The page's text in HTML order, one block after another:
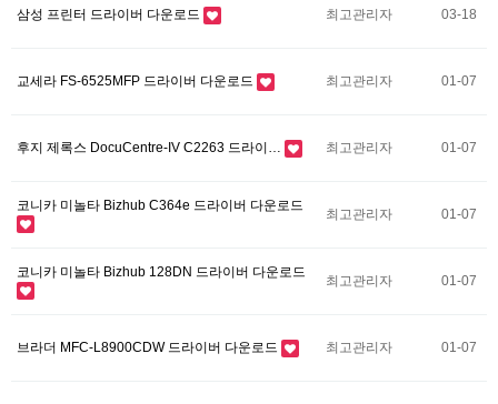
삼성 프린터 드라이버 다운로드 최고관리자 03-18
교세라 FS-6525MFP 드라이버 다운로드 최고관리자 01-07
후지 제록스 DocuCentre-IV C2263 드라이… 최고관리자 01-07
코니카 미놀타 Bizhub C364e 드라이버 다운로드
최고관리자 01-07
코니카 미놀타 Bizhub 128DN 드라이버 다운로드
최고관리자 01-07
브라더 MFC-L8900CDW 드라이버 다운로드 최고관리자 01-07